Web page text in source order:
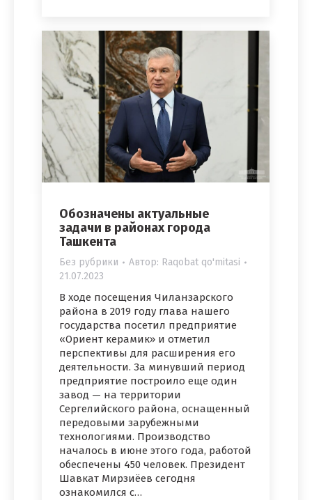
Обозначены актуальные
задачи в районах города
Ташкента
Без рубрики Автор: Raqobat qo'mitasi
21.07.2023
В ходе посещения Чиланзарского
района в 2019 году глава нашего
государства посетил предприятие
«Ориент керамик» и отметил
перспективы для расширения его
деятельности. За минувший период
предприятие построило еще один
завод — на территории
Сергелийского района, оснащенный
передовыми зарубежными
технологиями. Производство
началось в июне этого года, работой
обеспечены 450 человек. Президент
Шавкат Мирзиёев сегодня
ознакомился с…